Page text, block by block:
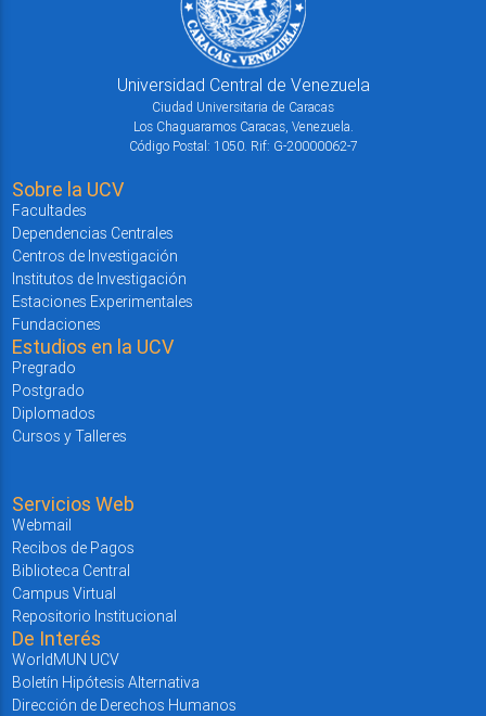
Universidad Central de Venezuela
Ciudad Universitaria de Caracas
Los Chaguaramos Caracas, Venezuela.
Código Postal: 1050. Rif: G-20000062-7
Sobre la UCV
Facultades
Dependencias Centrales
Centros de Investigación
Institutos de Investigación
Estaciones Experimentales
Fundaciones
Estudios en la UCV
Pregrado
Postgrado
Diplomados
Cursos y Talleres
Servicios Web
Webmail
Recibos de Pagos
Biblioteca Central
Campus Virtual
Repositorio Institucional
De Interés
WorldMUN UCV
Boletín Hipótesis Alternativa
Dirección de Derechos Humanos